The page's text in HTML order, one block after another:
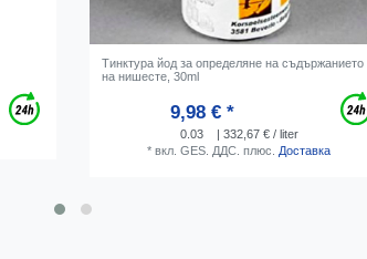
Тинктура йод за определяне на съдържанието
на нишесте, 30ml
9,98 € *
0.03
| 332,67 € / liter
* вкл. GES. ДДС. плюс. Доставка